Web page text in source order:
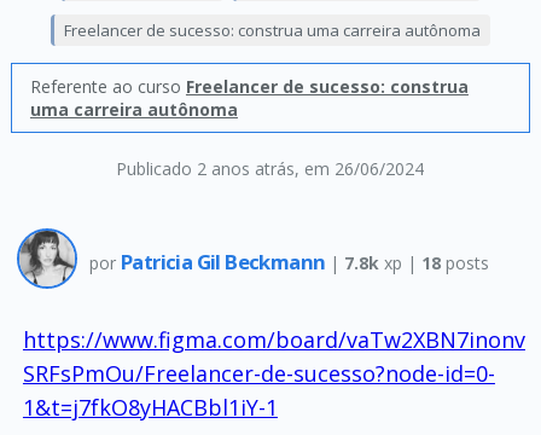
Publicado 2 anos atrás, em 26/06/2024
Freelancer de sucesso: construa uma carreira autônoma
Referente ao curso Freelancer de sucesso: construa
uma carreira autônoma
por Patricia Gil Beckmann | 7.8k xp | 18posts
https://www.figma.com/board/vaTw2XBN7inonv
SRFsPmOu/Freelancer-de-sucesso?node-id=0-
1&t=j7fkO8yHACBbl1iY-1